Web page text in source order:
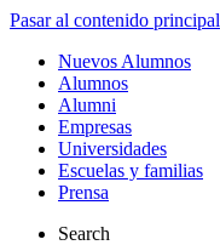
Pasar al contenido principal
Nuevos Alumnos
Alumnos
Alumni
Empresas
Universidades
Escuelas y familias
Prensa
Search